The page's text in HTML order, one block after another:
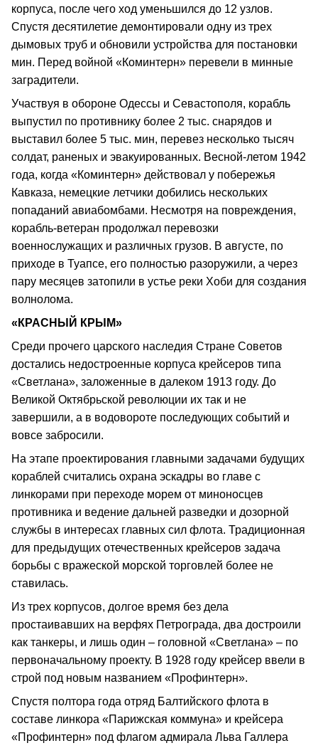
корпуса, после чего ход уменьшился до 12 узлов.
Спустя десятилетие демонтировали одну из трех
дымовых труб и обновили устройства для постановки
мин. Перед войной «Коминтерн» перевели в минные
заградители.
Участвуя в обороне Одессы и Севастополя, корабль
выпустил по противнику более 2 тыс. снарядов и
выставил более 5 тыс. мин, перевез несколько тысяч
солдат, раненых и эвакуированных. Весной-летом 1942
года, когда «Коминтерн» действовал у побережья
Кавказа, немецкие летчики добились нескольких
попаданий авиабомбами. Несмотря на повреждения,
корабль-ветеран продолжал перевозки
военнослужащих и различных грузов. В августе, по
приходе в Туапсе, его полностью разоружили, а через
пару месяцев затопили в устье реки Хоби для создания
волнолома.
«КРАСНЫЙ КРЫМ»
Среди прочего царского наследия Стране Советов
достались недостроенные корпуса крейсеров типа
«Светлана», заложенные в далеком 1913 году. До
Великой Октябрьской революции их так и не
завершили, а в водовороте последующих событий и
вовсе забросили.
На этапе проектирования главными задачами будущих
кораблей считались охрана эскадры во главе с
линкорами при переходе морем от миноносцев
противника и ведение дальней разведки и дозорной
службы в интересах главных сил флота. Традиционная
для предыдущих отечественных крейсеров задача
борьбы с вражеской морской торговлей более не
ставилась.
Из трех корпусов, долгое время без дела
простаивавших на верфях Петрограда, два достроили
как танкеры, и лишь один – головной «Светлана» – по
первоначальному проекту. В 1928 году крейсер ввели в
строй под новым названием «Профинтерн».
Спустя полтора года отряд Балтийского флота в
составе линкора «Парижская коммуна» и крейсера
«Профинтерн» под флагом адмирала Льва Галлера